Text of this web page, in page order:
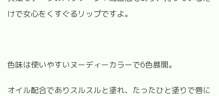
けで女心をくすぐるリップですよ。
色味は使いやすいヌーディーカラーで6色展開。
オイル配合でありスルスルと塗れ、たったひと塗りで唇に